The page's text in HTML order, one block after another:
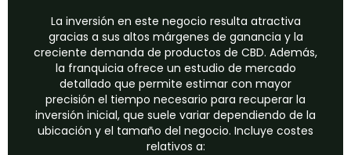
La inversión en este negocio resulta atractiva
gracias a sus altos márgenes de ganancia y la
creciente demanda de productos de CBD. Además,
la franquicia ofrece un estudio de mercado
detallado que permite estimar con mayor
precisión el tiempo necesario para recuperar la
inversión inicial, que suele variar dependiendo de la
ubicación y el tamaño del negocio. Incluye costes
relativos a: